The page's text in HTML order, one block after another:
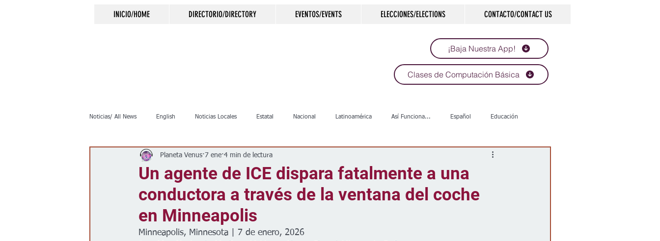
INICIO/HOME DIRECTORIO/DIRECTORY EVENTOS/EVENTS ELECCIONES/ELECTIONS CONTACTO/CONTACT US
¡Baja Nuestra App!
Clases de Computación Básica
Noticias/ All News English Noticias Locales Estatal Nacional Latinoamérica Así Funciona... Español Educación
Inmigración Crimen Negocios Salud
Clima Vivienda Escuelas Calles Desamparados Carreteras Comunidad Historias que inspiran
Espectáculos
Un agente de ICE dispara fatalmente a una
conductora a través de la ventana del coche
en Minneapolis
Planeta Venus 7 ene 4 min de lectura
Minneapolis, Minnesota | 7 de enero, 2026